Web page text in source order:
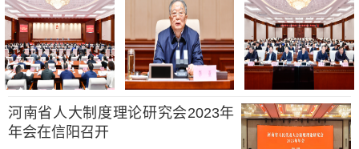
河南省人大制度理论研究会2023年
年会在信阳召开